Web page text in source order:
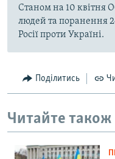
Станом на 10 квітня
людей та поранення
Росії проти Україні.
Поділитись
Читайте також